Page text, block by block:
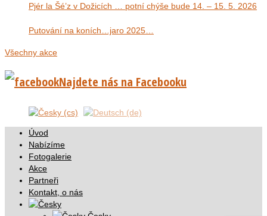
Pjér la Šé’z v Dožicích … potní chýše bude 14. – 15. 5. 2026
Putování na koních…jaro 2025…
Všechny akce
Najdete nás na Facebooku
Úvod
Nabízíme
Fotogalerie
Akce
Partneři
Kontakt, o nás